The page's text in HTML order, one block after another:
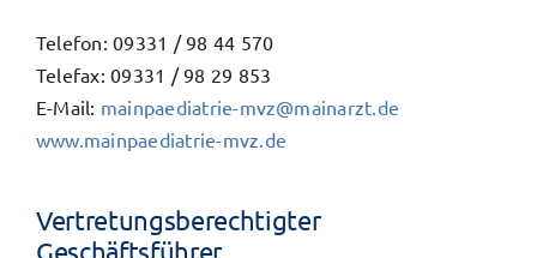
Telefon: 09331 / 98 44 570
Telefax: 09331 / 98 29 853
E-Mail: mainpaediatrie-mvz@mainarzt.de
www.mainpaediatrie-mvz.de
Vertretungs­berechtigter
Geschäftsführer